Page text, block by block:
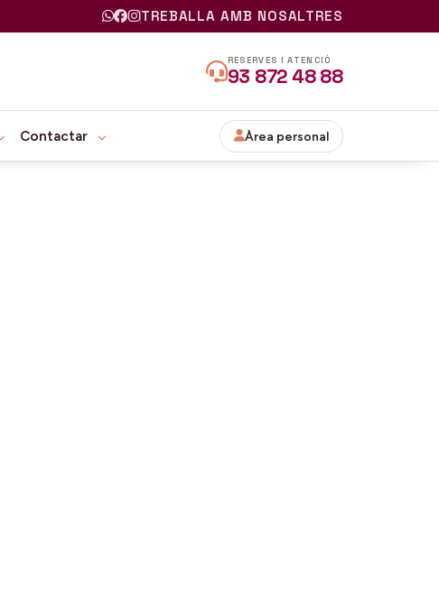
TREBALLA AMB NOSALTRES
RESERVES I ATENCIÓ
93 872 48 88
Contactar Àrea personal